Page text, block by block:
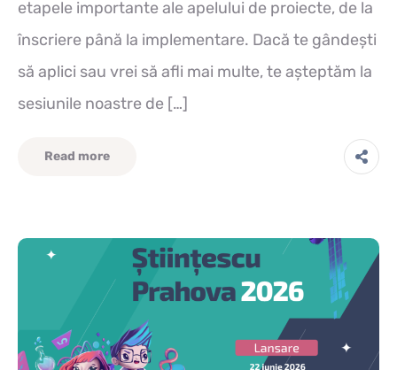
etapele importante ale apelului de proiecte, de la
înscriere până la implementare. Dacă te gândești
să aplici sau vrei să afli mai multe, te așteptăm la
sesiunile noastre de […]
Read more